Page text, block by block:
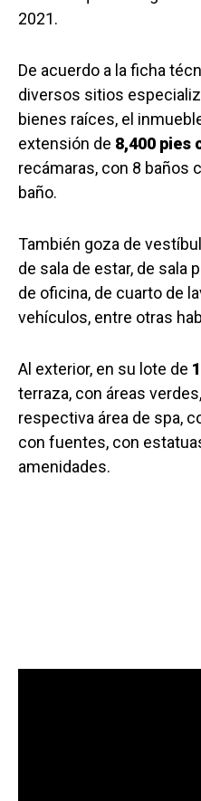
2021.
De acuerdo a la ficha
diversos sitios
bienes raíces, el
extensión de 8,400 pies
recámaras, con 8 baños
baño.
También goza de
de sala de estar, de sala
de oficina, de cuarto de
vehículos, entre otras
Al exterior, en su lote de
terraza, con áreas
respectiva área de spa,
con fuentes, con
amenidades.